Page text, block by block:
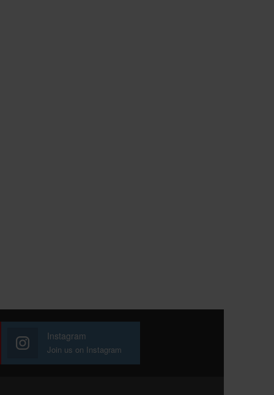
Instagram
Join us on Instagram